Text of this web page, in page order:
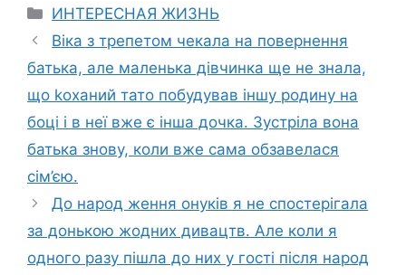
Categories
ИНТЕРЕСНАЯ ЖИЗНЬ
Віка з трепетом чекала на повернення
батька, але маленька дівчинка ще не знала,
що kоханий тато побудував іншу родину на
боці і в неї вже є інша дочка. Зустріла вона
батька знову, коли вже сама обзавелася
сім’єю.
До народ ження онуків я не спостерігала
за донькою жодних дивацтв. Але коли я
одного разу пішла до них у гості після народ